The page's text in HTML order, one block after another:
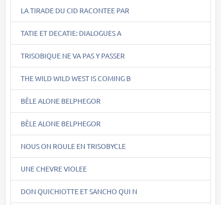
LA TIRADE DU CID RACONTEE PAR
TATIE ET DECATIE: DIALOGUES A
TRISOBIQUE NE VA PAS Y PASSER
THE WILD WILD WEST IS COMING B
BÊLE ALONE BELPHEGOR
BÊLE ALONE BELPHEGOR
NOUS ON ROULE EN TRISOBYCLE
UNE CHEVRE VIOLEE
DON QUICHIOTTE ET SANCHO QUI N